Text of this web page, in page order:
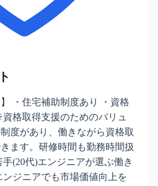
・住宅補助制度あり ・資格
格取得支援のためのバリュ
度があり、働きながら資格取
ます。研修時間も勤務時間扱
(20代)エンジニアが選ぶ働き
ジニアでも市場価値向上を